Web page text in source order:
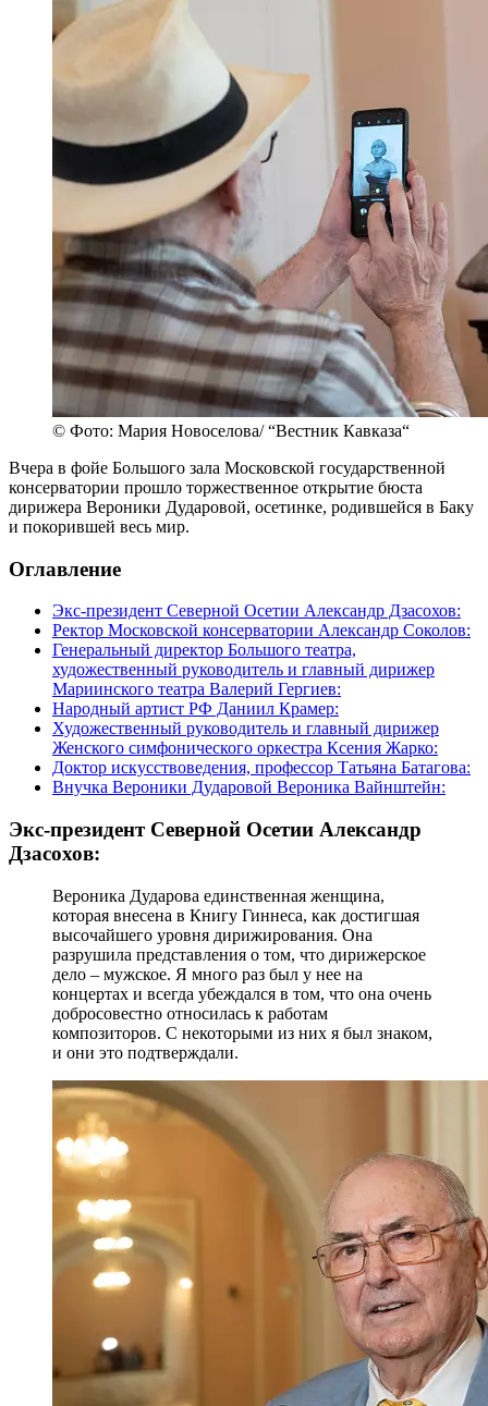
© Фото: Мария Новоселова/ “Вестник Кавказа“
Вчера в фойе Большого зала Московской государственной
консерватории прошло торжественное открытие бюста
дирижера Вероники Дударовой, осетинке, родившейся в Баку
и покорившей весь мир.
Оглавление
Экс-президент Северной Осетии Александр Дзасохов:
Ректор Московской консерватории Александр Соколов:
Генеральный директор Большого театра,
художественный руководитель и главный дирижер
Мариинского театра Валерий Гергиев:
Народный артист РФ Даниил Крамер:
Художественный руководитель и главный дирижер
Женского симфонического оркестра Ксения Жарко:
Доктор искусствоведения, профессор Татьяна Батагова:
Внучка Вероники Дударовой Вероника Вайнштейн:
Экс-президент Северной Осетии Александр
Дзасохов:
Вероника Дударова единственная женщина,
которая внесена в Книгу Гиннеса, как достигшая
высочайшего уровня дирижирования. Она
разрушила представления о том, что дирижерское
дело – мужское. Я много раз был у нее на
концертах и всегда убеждался в том, что она очень
добросовестно относилась к работам
композиторов. С некоторыми из них я был знаком,
и они это подтверждали.